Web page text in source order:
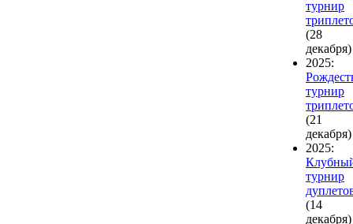
турнир
(28
декабря)
2025:
турнир
(21
декабря)
2025:
турнир
(14
декабря)